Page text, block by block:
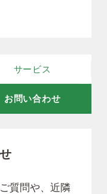
サービス
お問い合わせ
質問や、近隣